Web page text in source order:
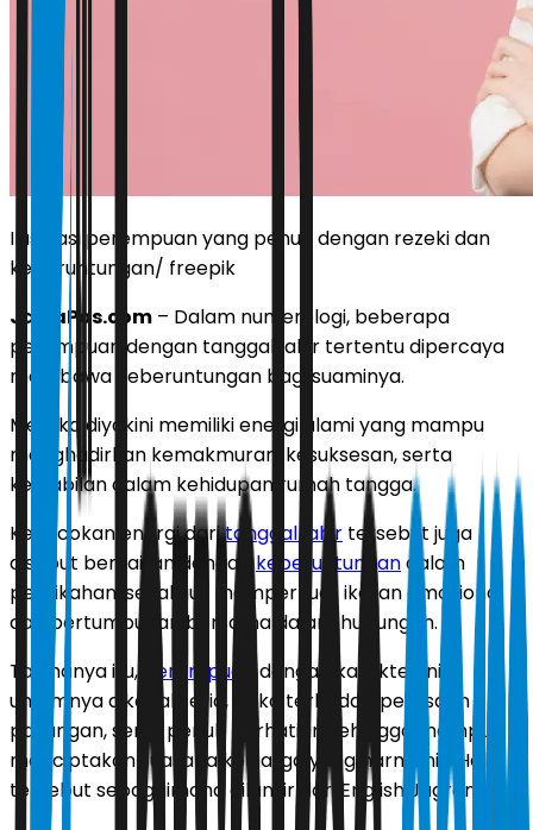
Ilustrasi perempuan yang penuh dengan rezeki dan
keberuntungan/ freepik
JawaPos.com – Dalam numerologi, beberapa
perempuan dengan tanggal lahir tertentu dipercaya
membawa keberuntungan bagi suaminya.
Mereka diyakini memiliki energi alami yang mampu
menghadirkan kemakmuran, kesuksesan, serta
kestabilan dalam kehidupan rumah tangga.
Kecocokan energi daritanggal lahir tersebut juga
disebut berkaitan dengankeberuntungandalam
pernikahan, sekaligus memperkuat ikatan emosional
dan pertumbuhan bersama dalam hubungan.
Tak hanya itu,
perempuan dengan karakter ini
umumnya dikenal setia, peka terhadap perasaan
pasangan, serta penuh perhatian sehingga mampu
menciptakan suasana keluarga yang harmonis. Hal
tersebut sebagaimana dilansir dari English Jagran.